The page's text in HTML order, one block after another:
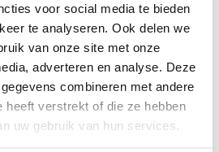
voor social media te bieden
te analyseren. Ook delen we
van onze site met onze
adverteren en analyse. Deze
combineren met andere
heeft verstrekt of die ze hebben
uw gebruik van hun services.